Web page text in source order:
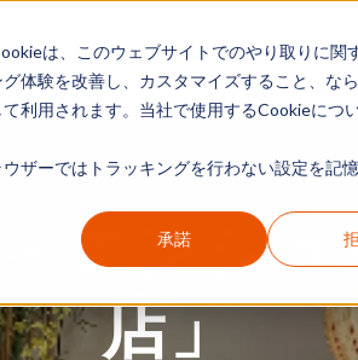
は、このウェブサイトでのやり取りに関
体験を改善し、カスタマイズすること、な
利用されます。当社で使用するCookieにつ
ザーではトラッキングを行わない設定を記
承諾
カテゴリー別ガイド 情報一覧
ィエンシ
店」